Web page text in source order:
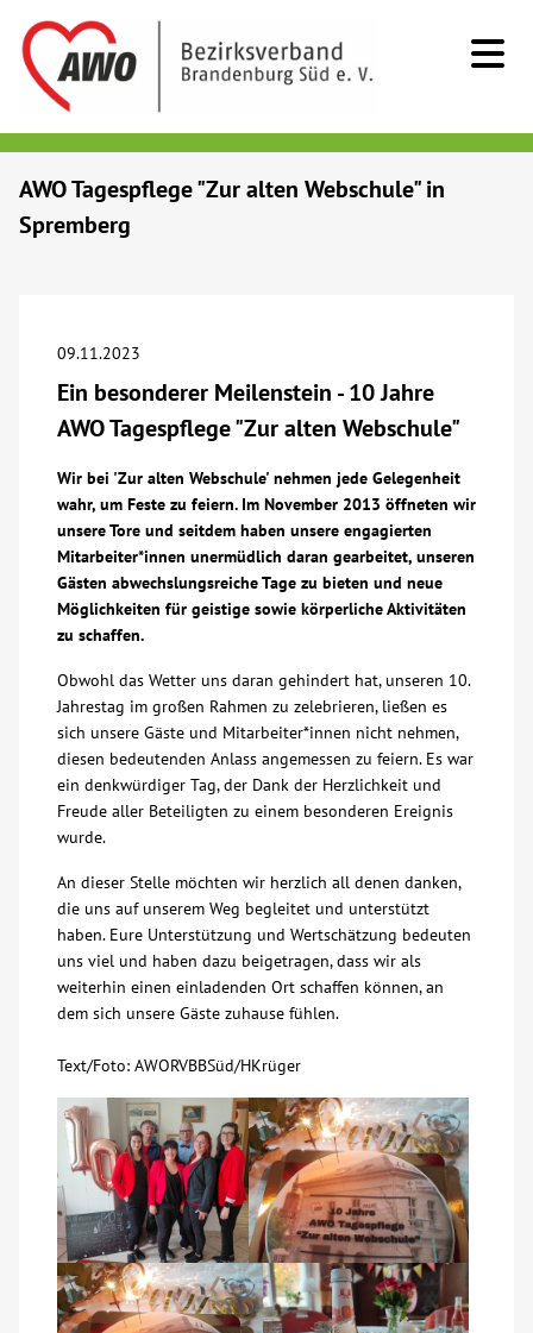
Senioren
Begegnung
Bildung
Über uns
Veranstaltungen
Spenden
Mitmachen
Karriere
Ausbildung
Glossar
Kontakt
AWO BB Süd
AWO Tagespflege "Zur alten Webschule" in
Spremberg
09.11.2023
Ein besonderer Meilenstein - 10 Jahre
AWO Tagespflege "Zur alten Webschule"
Wir bei 'Zur alten Webschule' nehmen jede Gelegenheit
wahr, um Feste zu feiern. Im November 2013 öffneten wir
unsere Tore und seitdem haben unsere engagierten
Mitarbeiter*innen unermüdlich daran gearbeitet, unseren
Gästen abwechslungsreiche Tage zu bieten und neue
Möglichkeiten für geistige sowie körperliche Aktivitäten
zu schaffen.
Obwohl das Wetter uns daran gehindert hat, unseren 10.
Jahrestag im großen Rahmen zu zelebrieren, ließen es
sich unsere Gäste und Mitarbeiter*innen nicht nehmen,
diesen bedeutenden Anlass angemessen zu feiern. Es war
ein denkwürdiger Tag, der Dank der Herzlichkeit und
Freude aller Beteiligten zu einem besonderen Ereignis
wurde.
An dieser Stelle möchten wir herzlich all denen danken,
die uns auf unserem Weg begleitet und unterstützt
haben. Eure Unterstützung und Wertschätzung bedeuten
uns viel und haben dazu beigetragen, dass wir als
weiterhin einen einladenden Ort schaffen können, an
dem sich unsere Gäste zuhause fühlen.
Text/Foto: AWORVBBSüd/HKrüger